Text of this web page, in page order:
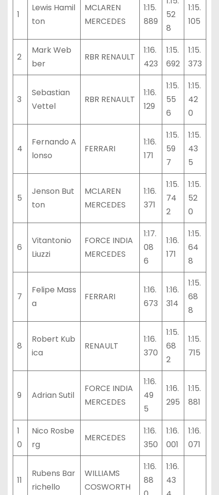
1
Lewis Hamil
ton
MCLAREN
MERCEDES
1:15.
889
52
8
1:15.
105
2
Mark Web
ber
RBR RENAULT
1:16.
423
1:15.
692
1:15.
373
3
Sebastian
Vettel
RBR RENAULT
1:16.
129
1:15.
55
6
1:15.
42
0
4
Fernando A
lonso
FERRARI
1:16.
171
1:15.
59
7
1:15.
43
5
5
Jenson But
ton
MCLAREN
MERCEDES
1:16.
371
1:15.
74
2
1:15.
52
0
6
Vitantonio
Liuzzi
FORCE INDIA
MERCEDES
1:17.
08
6
1:16.
171
1:15.
64
8
7
Felipe Mass
a
FERRARI
1:16.
673
1:16.
314
1:15.
68
8
8
Robert Kub
ica
RENAULT
1:16.
370
1:15.
68
2
1:15.
715
9 Adrian Sutil
FORCE INDIA
MERCEDES
1:16.
49
5
1:16.
295
1:15.
881
1
0
Nico Rosbe
rg
MERCEDES
1:16.
350
1:16.
001
1:16.
071
11
Rubens Bar
richello
WILLIAMS
COSWORTH
1:16.
88
1:16.
43